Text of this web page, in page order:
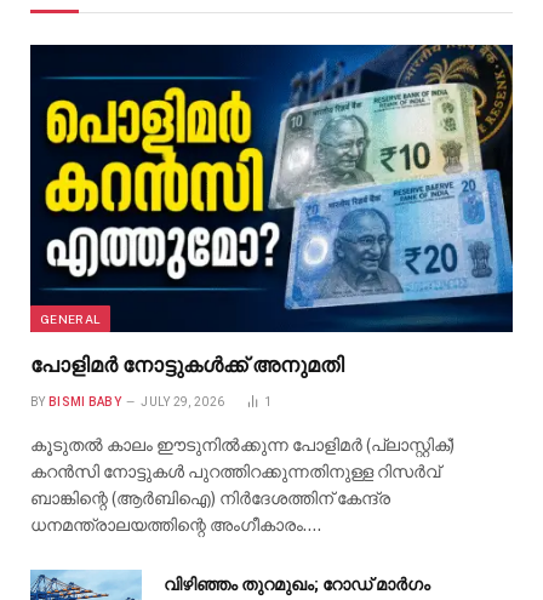
GENERAL
പോളിമർ നോട്ടുകൾക്ക് അനുമതി
BY BISMI BABY JULY 29, 2026 1
കൂടുതൽ കാലം ഈടുനിൽക്കുന്ന പോളിമർ (പ്ലാസ്റ്റിക്)
കറൻസി നോട്ടുകൾ പുറത്തിറക്കുന്നതിനുള്ള റിസർവ്
ബാങ്കിന്റെ (ആർബിഐ) നിർദേശത്തിന് കേന്ദ്ര
ധനമന്ത്രാലയത്തിന്റെ അംഗീകാരം.…
വിഴിഞ്ഞം തുറമുഖം; റോഡ് മാർഗം